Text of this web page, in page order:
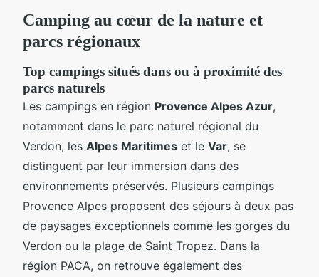
Camping au cœur de la nature et
parcs régionaux
Top campings situés dans ou à proximité des
parcs naturels
Les campings en région Provence Alpes Azur,
notamment dans le parc naturel régional du
Verdon, les Alpes Maritimes et le Var, se
distinguent par leur immersion dans des
environnements préservés. Plusieurs campings
Provence Alpes proposent des séjours à deux pas
de paysages exceptionnels comme les gorges du
Verdon ou la plage de Saint Tropez. Dans la
région PACA, on retrouve également des